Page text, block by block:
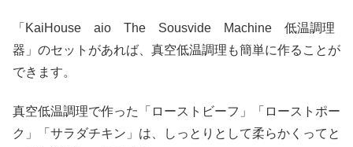
「KaiHouse aio The Sousvide Machine 低温調理
器」のセットがあれば、真空低温調理も簡単に作ることが
できます。
真空低温調理で作った「ローストビーフ」「ローストポー
ク」「サラダチキン」は、しっとりとして柔らかくってと